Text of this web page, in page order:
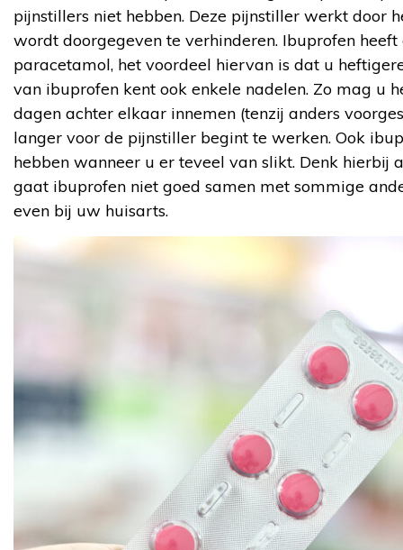
pijnstillers niet hebben. Deze pijnstiller werkt door
wordt doorgegeven te verhinderen. Ibuprofen
paracetamol, het voordeel hiervan is dat u
van ibuprofen kent ook enkele nadelen. Zo mag u
dagen achter elkaar innemen (tenzij anders
langer voor de pijnstiller begint te werken. Ook
hebben wanneer u er teveel van slikt. Denk hierbij
gaat ibuprofen niet goed samen met sommige
even bij uw huisarts.